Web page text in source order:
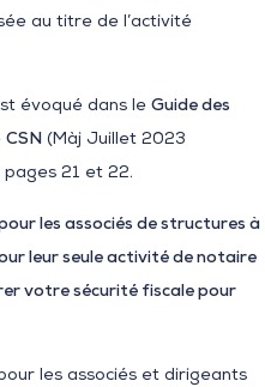
au titre de l’activité
évoqué dans le Guide des
CSN (Màj Juillet 2023
pages 21 et 22.
les associés de structures à
leur seule activité de notaire
votre sécurité fiscale pour
les associés et dirigeants